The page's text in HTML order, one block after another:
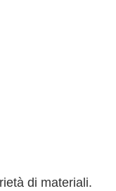
di materiali.